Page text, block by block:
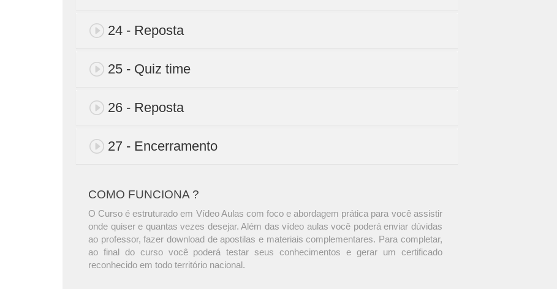
24 - Reposta
25 - Quiz time
26 - Reposta
27 - Encerramento
COMO FUNCIONA ?
O Curso é estruturado em Vídeo Aulas com foco e abordagem prática para você assistir
onde quiser e quantas vezes desejar. Além das vídeo aulas você poderá enviar dúvidas
ao professor, fazer download de apostilas e materiais complementares. Para completar,
ao final do curso você poderá testar seus conhecimentos e gerar um certificado
reconhecido em todo território nacional.